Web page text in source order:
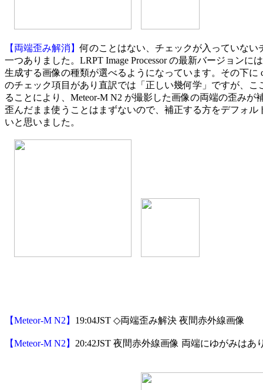
【両端歪み解消】何のことはない、チェックが入っていない
一つありました。LRPT Image Processor の最新バージョンに
生成する画像の種類が選べるようになっています。その下に
のチェック項目があり直訳では「正しい幾何学」ですが、こ
ることにより、Meteor-M N2 が撮影した画像の両端の歪みが
歪んだまま使うことはまずないので、補正する方をデフォル
いと思いました。
【Meteor-M N2】 19:04JST ◇両端歪み解決 夜間赤外線画像
【Meteor-M N2】 20:42JST 夜間赤外線画像 両端にゆがみはあ